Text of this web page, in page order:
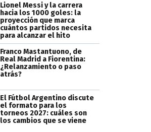
Lionel Messi y la carrera
hacia los 1000 goles: la
proyección que marca
cuántos partidos necesita
para alcanzar el hito
Franco Mastantuono, de
Real Madrid a Fiorentina:
¿Relanzamiento o paso
atrás?
El Fútbol Argentino discute
el formato para los
torneos 2027: cuáles son
los cambios que se viene